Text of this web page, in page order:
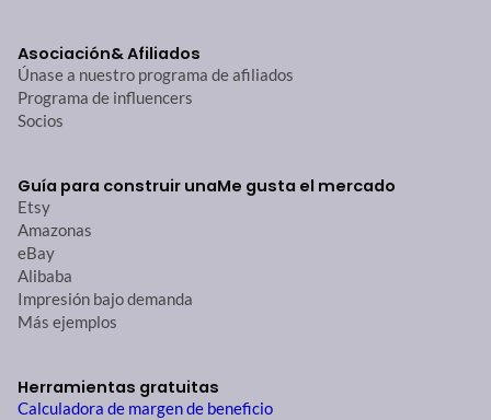
Asociación& Afiliados
Únase a nuestro programa de afiliados
Programa de influencers
Socios
Guía para construir unaMe gusta el mercado
Etsy
Amazonas
eBay
Alibaba
Impresión bajo demanda
Más ejemplos
Herramientas gratuitas
Calculadora de margen de beneficio